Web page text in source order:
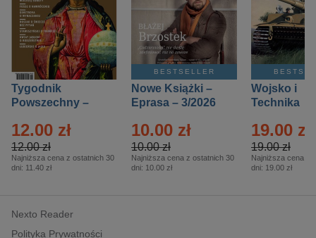
Tygodnik
Powszechny –
12.00 zł
12.00 zł
Najniższa cena z ostatnich 30
dni: 11.40 zł
BESTSELLER
Nowe Książki –
Eprasa – 3/2026
10.00 zł
10.00 zł
Najniższa cena z ostatnich 30
dni: 10.00 zł
Wojsko i
Technika
– 2/2026
19.00 zł
19.00 zł
Najniższa cena z
dni: 19.00 zł
Nexto Reader
Polityka Prywatności